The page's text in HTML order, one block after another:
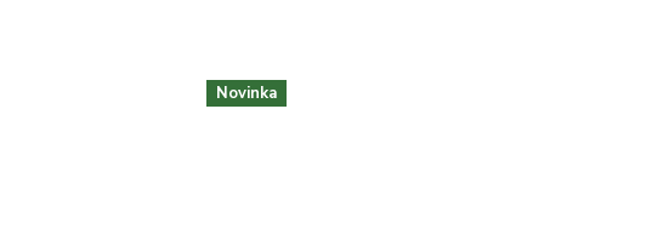
Novinka